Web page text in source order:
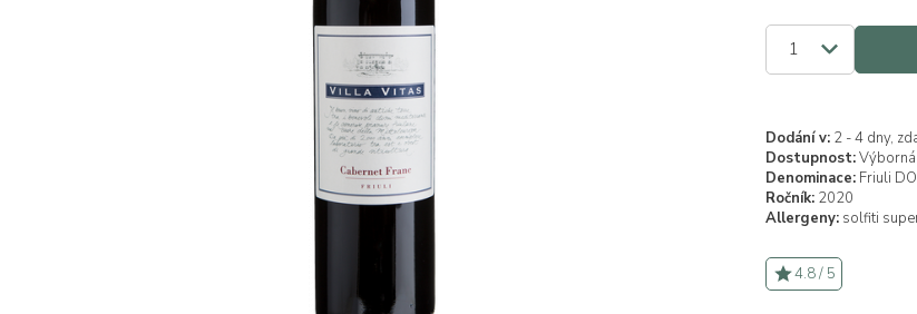
Dodání v: 2 - 4 dny,
Dostupnost:Výborná
Denominace: Friuli
Ročník: 2020
Allergeny: solfiti
4.8 / 5